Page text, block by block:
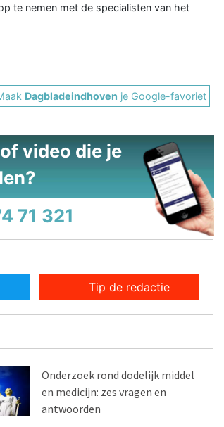
te nemen met de specialisten van het
Dagbladeindhoven je Google-favoriet
video die je
71 321
Tip de redactie
Onderzoek rond dodelijk middel
en medicijn: zes vragen en
antwoorden